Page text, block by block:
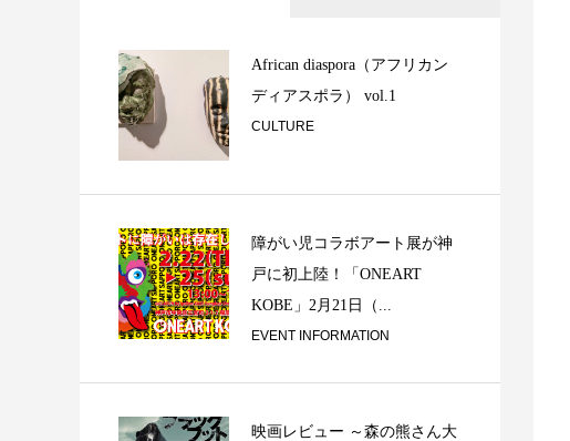
Vientiane...
ミュージシャンの楽器別性格 /
或るベーシストの思考...
African diaspora（アフリカン
ディアスポラ） vol.1
CULTURE
障がい児コラボアート展が神
戸に初上陸！「ONEART
KOBE」2月21日（...
EVENT INFORMATION
映画レビュー ～森の熊さん大